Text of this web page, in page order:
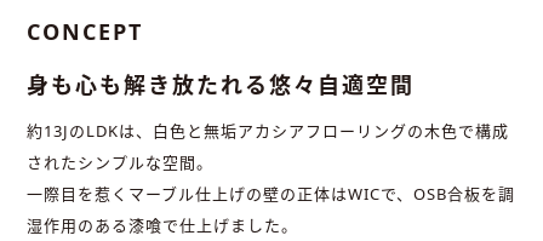
CONCEPT
身も心も解き放たれる悠々自適空間
約13JのLDKは、白色と無垢アカシアフローリングの木色で構成
されたシンプルな空間。
一際目を惹くマーブル仕上げの壁の正体はWICで、OSB合板を調
湿作用のある漆喰で仕上げました。